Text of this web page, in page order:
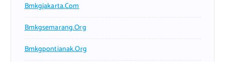
Bmkgjakarta.com
Bmkgsemarang.org
Bmkgpontianak.org